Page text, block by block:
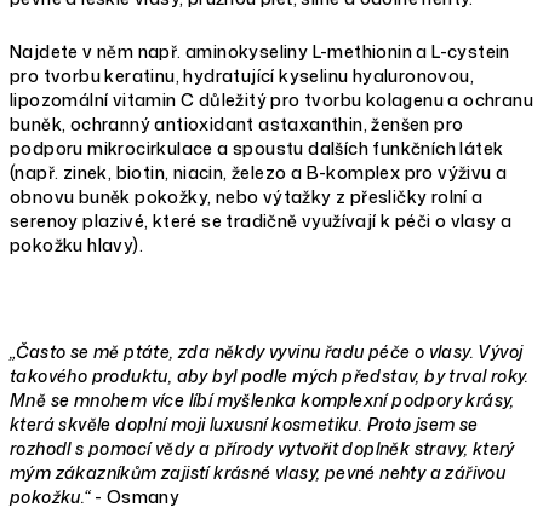
Najdete v něm např. aminokyseliny L-methionin a L-cystein
pro tvorbu keratinu, hydratující kyselinu hyaluronovou,
lipozomální vitamin C důležitý pro tvorbu kolagenu a ochranu
buněk, ochranný antioxidant astaxanthin, ženšen pro
podporu mikrocirkulace a spoustu dalších funkčních látek
(např. zinek, biotin, niacin, železo a B-komplex pro výživu a
obnovu buněk pokožky, nebo výtažky z přesličky rolní a
serenoy plazivé, které se tradičně využívají k péči o vlasy a
pokožku hlavy).
„Často se mě ptáte, zda někdy vyvinu řadu péče o vlasy. Vývoj
takového produktu, aby byl podle mých představ, by trval roky.
Mně se mnohem více líbí myšlenka komplexní podpory krásy,
která skvěle doplní moji luxusní kosmetiku. Proto jsem se
rozhodl s pomocí vědy a přírody vytvořit doplněk stravy, který
mým zákazníkům zajistí krásné vlasy, pevné nehty a zářivou
pokožku.“ - Osmany